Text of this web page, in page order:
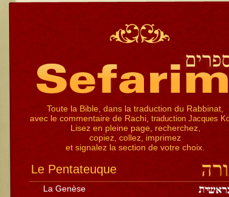
Toute la Bible, dans la traduction du Rabbinat,
avec le commentaire de Rachi, traduction Jacques
Lisez en pleine page, recherchez,
copiez, collez, imprimez
et signalez la section de votre choix.
Le Pentateuque
La Genèse